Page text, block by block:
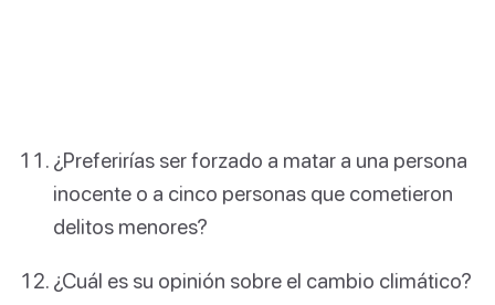
¿Preferirías ser forzado a matar a una persona
inocente o a cinco personas que cometieron
delitos menores?
¿Cuál es su opinión sobre el cambio climático?